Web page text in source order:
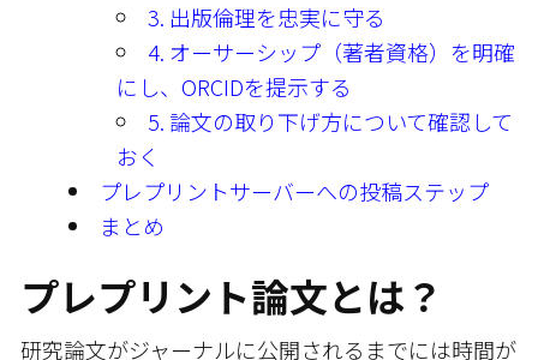
3. 出版倫理を忠実に守る
4. オーサーシップ（著者資格）を明確
にし、ORCIDを提示する
5. 論文の取り下げ方について確認して
おく
プレプリントサーバーへの投稿ステップ
まとめ
プレプリント論文とは？
研究論文がジャーナルに公開されるまでには時間が